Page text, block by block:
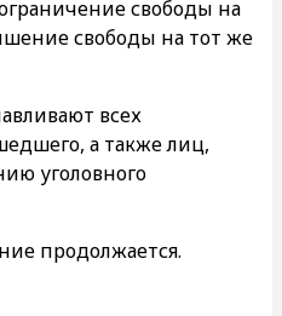
свободы на
свободы на тот же
всех
а также лиц,
уголовного
продолжается.